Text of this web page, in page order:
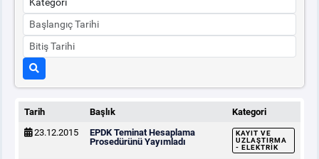
Tarih Başlık
Kategori
23.12.2015
EPDK Teminat Hesaplama
Prosedürünü Yayımladı
KAYIT VE
UZLAŞTIRMA
- ELEKTRIK